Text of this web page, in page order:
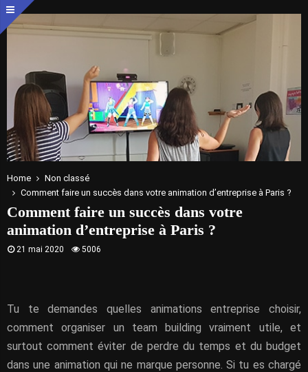
Home
Non classé
Comment faire un succès dans votre animation d’entreprise à Paris ?
Comment faire un succès dans votre
animation d’entreprise à Paris ?
21 mai 2020 5006
Tu te demandes quelles animations entreprise choisir,
comment organiser un team building vraiment utile, et
surtout comment éviter de perdre du temps et du budget
dans une animation qui ne marque personne. Si tu es chargé